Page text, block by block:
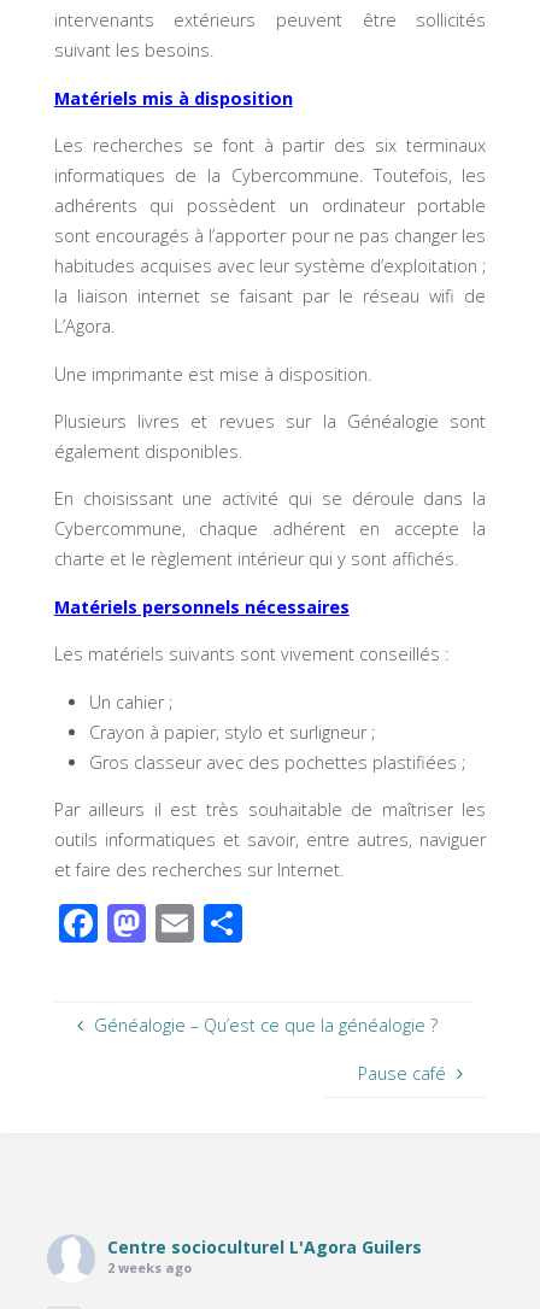
intervenants extérieurs peuvent être sollicités
suivant les besoins.
Matériels mis à disposition
Les recherches se font à partir des six terminaux
informatiques de la Cybercommune. Toutefois, les
adhérents qui possèdent un ordinateur portable
sont encouragés à l’apporter pour ne pas changer les
habitudes acquises avec leur système d’exploitation ;
la liaison internet se faisant par le réseau wifi de
L’Agora.
Une imprimante est mise à disposition.
Plusieurs livres et revues sur la Généalogie sont
également disponibles.
En choisissant une activité qui se déroule dans la
Cybercommune, chaque adhérent en accepte la
charte et le règlement intérieur qui y sont affichés.
Matériels personnels nécessaires
Les matériels suivants sont vivement conseillés :
Un cahier ;
Crayon à papier, stylo et surligneur ;
Gros classeur avec des pochettes plastifiées ;
Par ailleurs il est très souhaitable de maîtriser les
outils informatiques et savoir, entre autres, naviguer
et faire des recherches sur Internet.
F
b
M
d
E P
g
Généalogie – Qu’est ce que la généalogie ?
Pause café
Centre socioculturel L'Agora Guilers
2 weeks ago